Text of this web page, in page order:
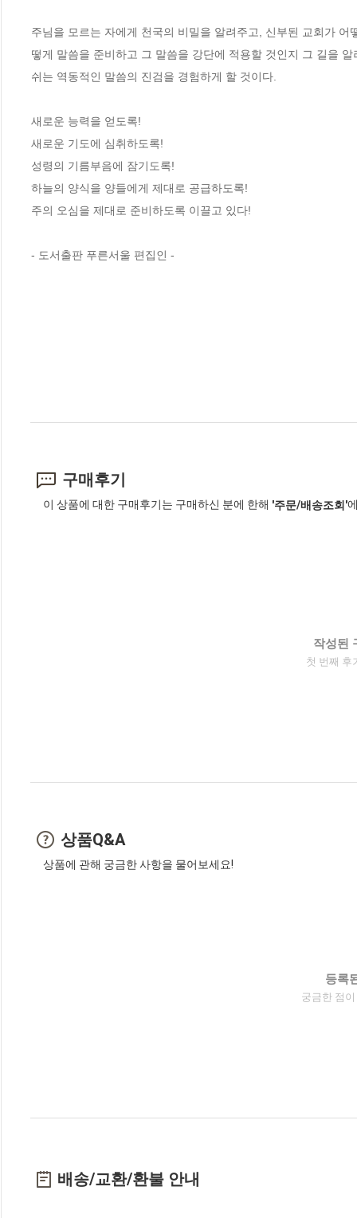
주님을 모르는 자에게 천국의 비밀을 알려주고, 신부된 교회가
떻게 말씀을 준비하고 그 말씀을 강단에 적용할 것인지 그 길을
쉬는 역동적인 말씀의 진검을 경험하게 할 것이다.
새로운 능력을 얻도록!
새로운 기도에 심취하도록!
성령의 기름부음에 잠기도록!
하늘의 양식을 양들에게 제대로 공급하도록!
주의 오심을 제대로 준비하도록 이끌고 있다!
- 도서출판 푸른서울 편집인 -
구매후기
이 상품에 대한 구매후기는 구매하신 분에 한해 '주문/배송조회'
작성된
첫 번째 후
상품Q&A
상품에 관해 궁금한 사항을 물어보세요!
등록
궁금한 점
배송/교환/환불 안내